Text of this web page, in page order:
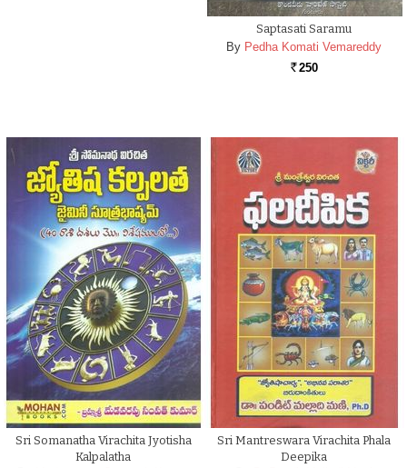
Saptasati Saramu
By Pedha Komati Vemareddy
Rs. 250
Sri Somanatha Virachita Jyotisha
Kalpalatha
Sri Mantreswara Virachita Phala
Deepika